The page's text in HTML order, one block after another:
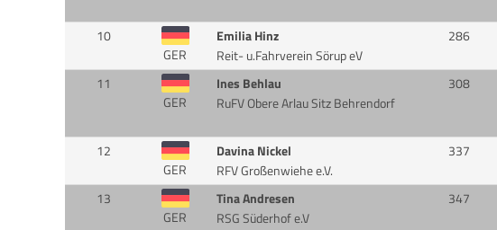
10
GER
Emilia Hinz
Reit- u.Fahrverein Sörup eV
286
11
GER
Ines Behlau
RuFV Obere Arlau Sitz Behrendorf
308
12
GER
Davina Nickel
RFV Großenwiehe e.V.
337
13
GER
Tina Andresen
RSG Süderhof e.V
347